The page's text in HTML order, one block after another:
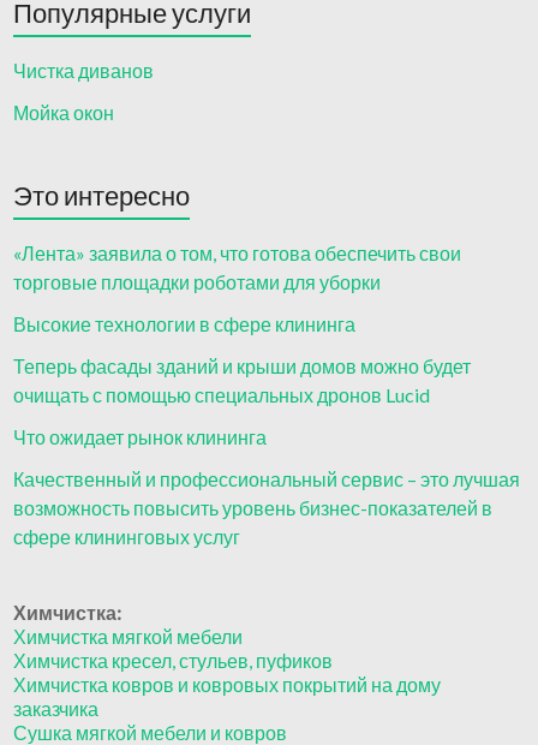
Популярные услуги
Чистка диванов
Мойка окон
Это интересно
«Лента» заявила о том, что готова обеспечить свои
торговые площадки роботами для уборки
Высокие технологии в сфере клининга
Теперь фасады зданий и крыши домов можно будет
очищать с помощью специальных дронов Lucid
Что ожидает рынок клининга
Качественный и профессиональный сервис – это лучшая
возможность повысить уровень бизнес-показателей в
сфере клининговых услуг
Химчистка:
Химчистка мягкой мебели
Химчистка кресел, стульев, пуфиков
Химчистка ковров и ковровых покрытий на дому
заказчика
Сушка мягкой мебели и ковров